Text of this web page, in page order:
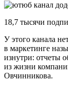
18,7 тысячи
У этого канала
в маркетинге
изнутри: отчеты
из жизни
Овчинникова.